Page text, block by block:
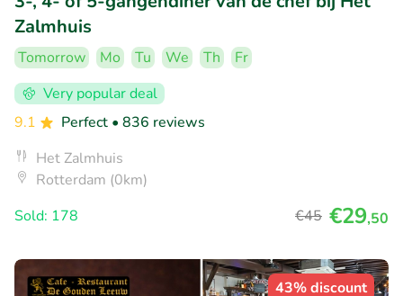
Zalmhuis
Tomorrow Mo Tu We Th
Fr
Very popular deal
9.1
Perfect • 836 reviews
Het Zalmhuis
Rotterdam (0km)
Sold: 178
€45 €29,50
43% discount